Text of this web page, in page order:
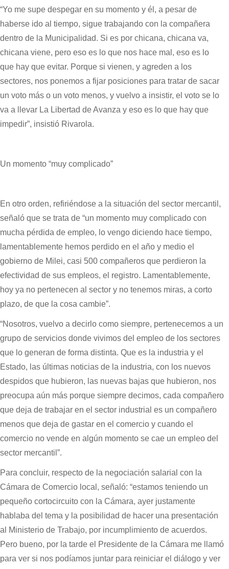
“Yo me supe despegar en su momento y él, a pesar de
haberse ido al tiempo, sigue trabajando con la compañera
dentro de la Municipalidad. Si es por chicana, chicana va,
chicana viene, pero eso es lo que nos hace mal, eso es lo
que hay que evitar. Porque si vienen, y agreden a los
sectores, nos ponemos a fijar posiciones para tratar de sacar
un voto más o un voto menos, y vuelvo a insistir, el voto se lo
va a llevar La Libertad de Avanza y eso es lo que hay que
impedir”, insistió Rivarola.
Un momento “muy complicado”
En otro orden, refiriéndose a la situación del sector mercantil,
señaló que se trata de “un momento muy complicado con
mucha pérdida de empleo, lo vengo diciendo hace tiempo,
lamentablemente hemos perdido en el año y medio el
gobierno de Milei, casi 500 compañeros que perdieron la
efectividad de sus empleos, el registro. Lamentablemente,
hoy ya no pertenecen al sector y no tenemos miras, a corto
plazo, de que la cosa cambie”.
“Nosotros, vuelvo a decirlo como siempre, pertenecemos a un
grupo de servicios donde vivimos del empleo de los sectores
que lo generan de forma distinta. Que es la industria y el
Estado, las últimas noticias de la industria, con los nuevos
despidos que hubieron, las nuevas bajas que hubieron, nos
preocupa aún más porque siempre decimos, cada compañero
que deja de trabajar en el sector industrial es un compañero
menos que deja de gastar en el comercio y cuando el
comercio no vende en algún momento se cae un empleo del
sector mercantil”.
Para concluir, respecto de la negociación salarial con la
Cámara de Comercio local, señaló: “estamos teniendo un
pequeño cortocircuito con la Cámara, ayer justamente
hablaba del tema y la posibilidad de hacer una presentación
al Ministerio de Trabajo, por incumplimiento de acuerdos.
Pero bueno, por la tarde el Presidente de la Cámara me llamó
para ver si nos podíamos juntar para reiniciar el diálogo y ver